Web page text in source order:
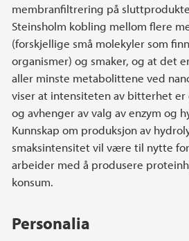
membranfiltrering på
Steinsholm kobling mellom flere
(forskjellige små molekyler som
organismer) og smaker, og at det
aller minste metabolittene ved
viser at intensiteten av bitterhet
og avhenger av valg av enzym og
Kunnskap om produksjon av
smaksintensitet vil være til nytte
arbeider med å produsere
konsum.
Personalia